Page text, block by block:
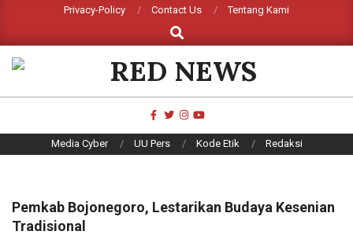
content
Privacy-Policy Contact Us
Tentang Kami
Search
RED
NEWS
Media Cyber UU Pers Kode Etik Redaksi
Pemkab Bojonegoro, Lestarikan Budaya Kesenian
Tradisional